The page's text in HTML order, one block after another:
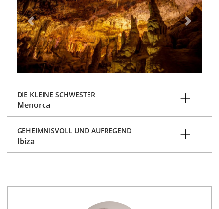
Previous Next
DIE KLEINE SCHWESTER
Menorca
GEHEIMNISVOLL UND AUFREGEND
Ibiza